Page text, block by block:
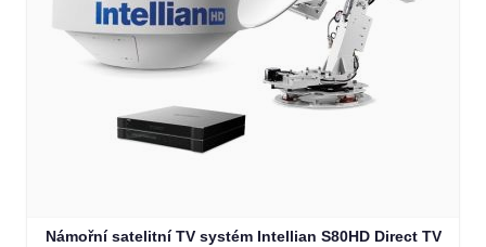
Námořní satelitní TV systém Intellian S80HD Direct TV